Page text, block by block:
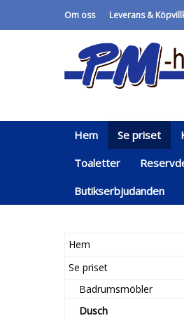
Om oss Leverans &
Hem Se priset
Toaletter
Butikserbjudanden
Hem
Se priset
Badrumsmöbler
Dusch